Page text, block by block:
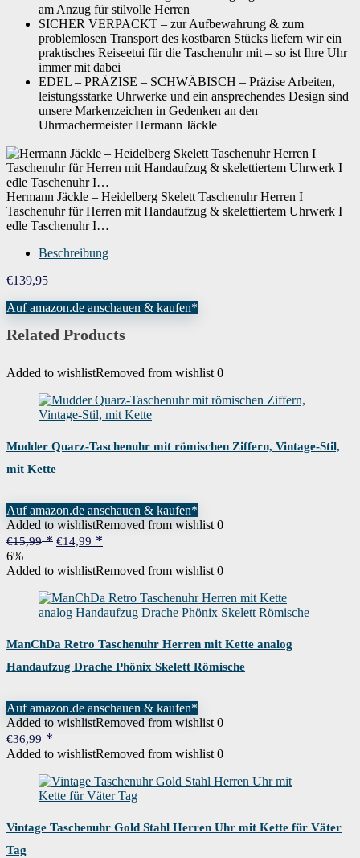
am Anzug für stilvolle Herren
SICHER VERPACKT – zur Aufbewahrung & zum
problemlosen Transport des kostbaren Stücks liefern wir ein
praktisches Reiseetui für die Taschenuhr mit – so ist Ihre Uhr
immer mit dabei
EDEL – PRÄZISE – SCHWÄBISCH – Präzise Arbeiten,
leistungsstarke Uhrwerke und ein ansprechendes Design sind
unsere Markenzeichen in Gedenken an den
Uhrmachermeister Hermann Jäckle
Hermann Jäckle – Heidelberg Skelett Taschenuhr Herren I
Taschenuhr für Herren mit Handaufzug & skelettiertem Uhrwerk I
edle Taschenuhr I…
Beschreibung
€139,95
Auf amazon.de anschauen & kaufen*
Related Products
Added to wishlistRemoved from wishlist 0
Mudder Quarz-Taschenuhr mit römischen Ziffern, Vintage-Stil,
mit Kette
Auf amazon.de anschauen & kaufen*
Added to wishlistRemoved from wishlist 0
€15,99
Ursprünglicher
war:
€15,99
€14,99
ist:
€14,99.
6%
Added to wishlistRemoved from wishlist 0
ManChDa Retro Taschenuhr Herren mit Kette analog
Handaufzug Drache Phönix Skelett Römische
Auf amazon.de anschauen & kaufen*
Added to wishlistRemoved from wishlist 0
€36,99
Added to wishlistRemoved from wishlist 0
Vintage Taschenuhr Gold Stahl Herren Uhr mit Kette für Väter
Tag